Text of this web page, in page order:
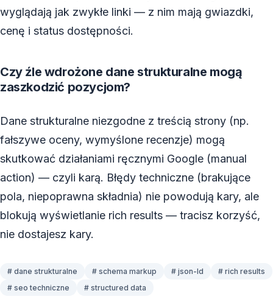
wyglądają jak zwykłe linki — z nim mają gwiazdki,
cenę i status dostępności.
Czy źle wdrożone dane strukturalne mogą
zaszkodzić pozycjom?
Dane strukturalne niezgodne z treścią strony (np.
fałszywe oceny, wymyślone recenzje) mogą
skutkować działaniami ręcznymi Google (manual
action) — czyli karą. Błędy techniczne (brakujące
pola, niepoprawna składnia) nie powodują kary, ale
blokują wyświetlanie rich results — tracisz korzyść,
nie dostajesz kary.
# dane strukturalne # schema markup # json-ld
# rich results
# seo techniczne
# structured data